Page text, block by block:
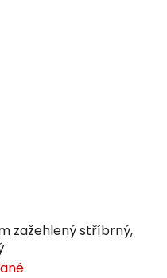
zažehlený stříbrný,